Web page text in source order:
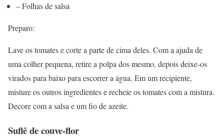
– Folhas de salsa
Preparo:
Lave os tomates e corte a parte de cima deles. Com a ajuda de
uma colher pequena, retire a polpa dos mesmo, depois deixe-os
virados para baixo para escorrer a água. Em um recipiente,
misture os outros ingredientes e recheie os tomates com a mistura.
Decore com a salsa e um fio de azeite.
Suflê de couve-flor